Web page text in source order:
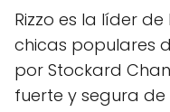
Rizzo es la líder
chicas populares
por Stockard
fuerte y segura